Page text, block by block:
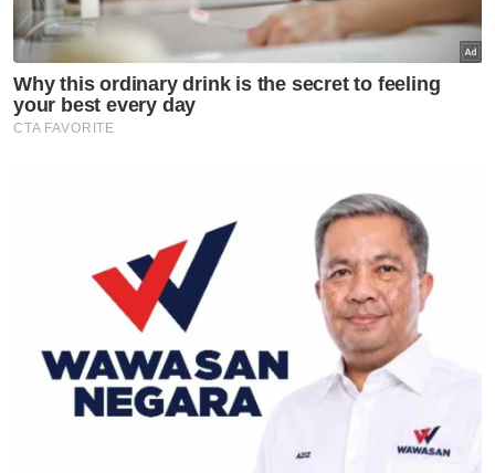
apabila melibatkan 164 pertuduhan dengan
kerugian dianggarkan RM39.5 juta selain
pembekuan 11 akaun bank dan penyitaan
jongkong emas.
berjaya memulihkan kira-kira RM15.5 bilion
aset negara dalam tempoh 2021 hingga awal
2026 melalui pengesanan aliran kewangan
rentas sempadan dan pemetaan pemilik
benefisial sebenar," katanya.
Dalam pada itu, sebagai langkah
pencegahan, SPRM turut memperkenalkan
inisiatif Keep Malaysia Clean (KMC) bersama
Panel Perundingan dan Pencegahan Rasuah